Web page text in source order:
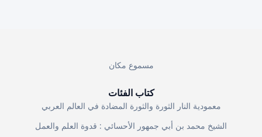
مسموع مكان
كتاب الفئات
معمودية النار الثورة والثورة المضادة في العالم العربي
الشيخ محمد بن أبي جمهور الأحسائي : قدوة العلم والعمل